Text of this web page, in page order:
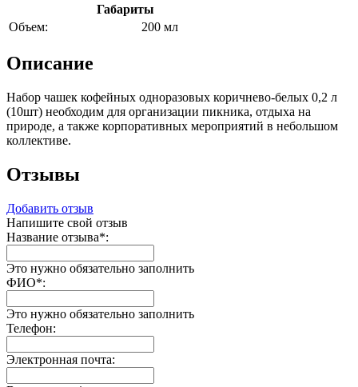
Габариты
Объем:
200 мл
Описание
Набор чашек кофейных одноразовых коричнево-белых 0,2 л
(10шт) необходим для организации пикника, отдыха на
природе, а также корпоративных мероприятий в небольшом
коллективе.
Отзывы
Добавить отзыв
Напишите свой отзыв
Название отзыва*:
Это нужно обязательно заполнить
ФИО*:
Это нужно обязательно заполнить
Телефон:
Электронная почта: